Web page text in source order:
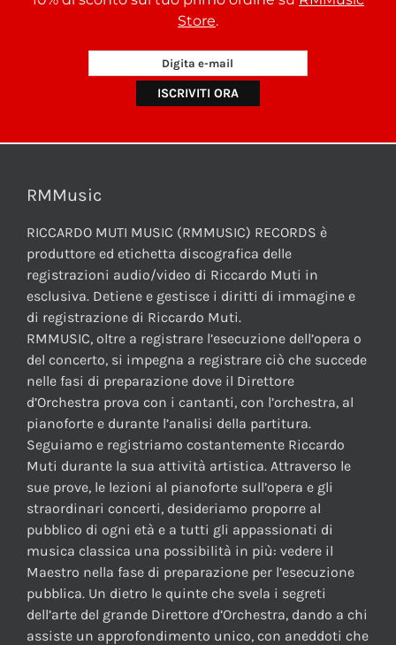
Store.
RMMusic
RICCARDO MUTI MUSIC (RMMUSIC) RECORDS è
produttore ed etichetta discografica delle
registrazioni audio/video di Riccardo Muti in
esclusiva. Detiene e gestisce i diritti di immagine e
di registrazione di Riccardo Muti.
RMMUSIC, oltre a registrare l’esecuzione dell’opera o
del concerto, si impegna a registrare ciò che succede
nelle fasi di preparazione dove il Direttore
d’Orchestra prova con i cantanti, con l’orchestra, al
pianoforte e durante l’analisi della partitura.
Seguiamo e registriamo costantemente Riccardo
Muti durante la sua attività artistica. Attraverso le
sue prove, le lezioni al pianoforte sull’opera e gli
straordinari concerti, desideriamo proporre al
pubblico di ogni età e a tutti gli appassionati di
musica classica una possibilità in più: vedere il
Maestro nella fase di preparazione per l’esecuzione
pubblica. Un dietro le quinte che svela i segreti
dell’arte del grande Direttore d’Orchestra, dando a chi
assiste un approfondimento unico, con aneddoti che